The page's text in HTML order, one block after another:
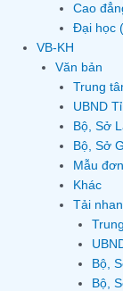
Cao
Đại học
VB-KH
Văn bản
Trung
UBND
Bộ, Sở
Bộ, Sở
Mẫu đơn
Khác
Tải
Bộ,
Bộ,